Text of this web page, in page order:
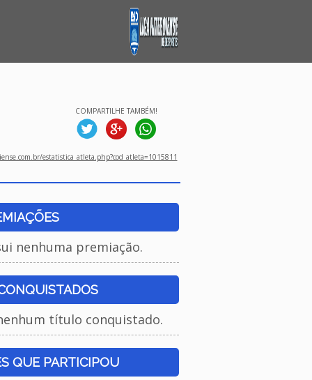
COMPARTILHE TAMBÉM!
estatistica_atleta.php?cod_atleta=1015811
nenhuma premiação.
título conquistado.
QUE PARTICIPOU